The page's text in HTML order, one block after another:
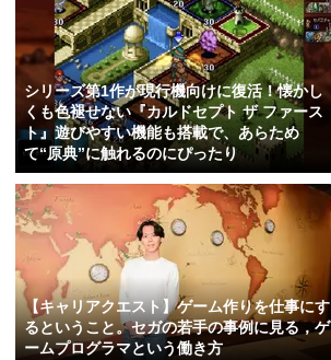
シリーズ第1作が現行機向けに復活！懐かし
くも色褪せない『カルドセプト ザ ファース
ト』遊びやすい機能も搭載で、あらため
て“原典”に触れるのにぴったり
【キャリアクエスト】ゲーム作りを仕事にす
るということ。セガの若手の事例に見る，ゲ
ームプログラマという働き方